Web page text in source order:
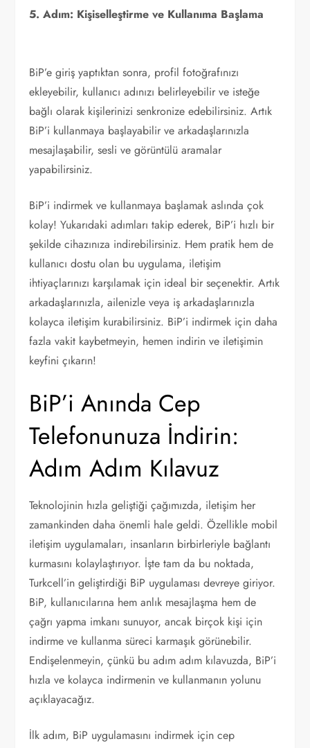
5. Adım: Kişiselleştirme ve Kullanıma Başlama
BiP’e giriş yaptıktan sonra, profil fotoğrafınızı
ekleyebilir, kullanıcı adınızı belirleyebilir ve isteğe
bağlı olarak kişilerinizi senkronize edebilirsiniz. Artık
BiP’i kullanmaya başlayabilir ve arkadaşlarınızla
mesajlaşabilir, sesli ve görüntülü aramalar
yapabilirsiniz.
BiP’i indirmek ve kullanmaya başlamak aslında çok
kolay! Yukarıdaki adımları takip ederek, BiP’i hızlı bir
şekilde cihazınıza indirebilirsiniz. Hem pratik hem de
kullanıcı dostu olan bu uygulama, iletişim
ihtiyaçlarınızı karşılamak için ideal bir seçenektir. Artık
arkadaşlarınızla, ailenizle veya iş arkadaşlarınızla
kolayca iletişim kurabilirsiniz. BiP’i indirmek için daha
fazla vakit kaybetmeyin, hemen indirin ve iletişimin
keyfini çıkarın!
BiP’i Anında Cep
Telefonunuza İndirin:
Adım Adım Kılavuz
Teknolojinin hızla geliştiği çağımızda, iletişim her
zamankinden daha önemli hale geldi. Özellikle mobil
iletişim uygulamaları, insanların birbirleriyle bağlantı
kurmasını kolaylaştırıyor. İşte tam da bu noktada,
Turkcell’in geliştirdiği BiP uygulaması devreye giriyor.
BiP, kullanıcılarına hem anlık mesajlaşma hem de
çağrı yapma imkanı sunuyor, ancak birçok kişi için
indirme ve kullanma süreci karmaşık görünebilir.
Endişelenmeyin, çünkü bu adım adım kılavuzda, BiP’i
hızla ve kolayca indirmenin ve kullanmanın yolunu
açıklayacağız.
İlk adım, BiP uygulamasını indirmek için cep